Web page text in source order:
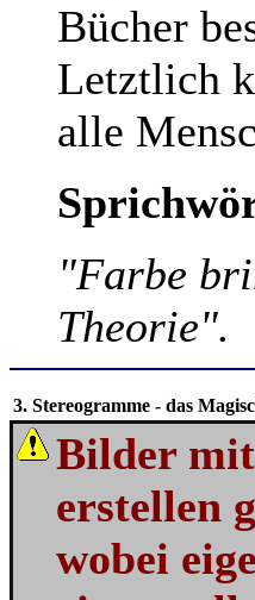
Bücher
Letztlich
alle
"Farbe
Theorie".
3. Stereogramme - das
Bilder
erstellen
wobei